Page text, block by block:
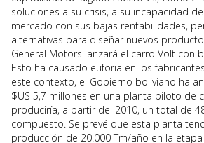
soluciones a su crisis, a su incapacidad
mercado con sus bajas rentabilidades,
alternativas para diseñar nuevos
General Motors lanzará el carro Volt con
Esto ha causado euforia en los
este contexto, el Gobierno boliviano ha
$US 5,7 millones en una planta piloto de
produciría, a partir del 2010, un total de
compuesto. Se prevé que esta planta
producción de 20.000 Tm/año en la